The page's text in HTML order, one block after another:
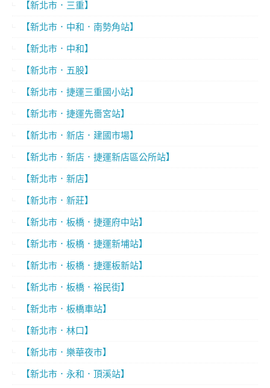
【新北市．三重】
【新北市．中和．南勢角站】
【新北市．中和】
【新北市．五股】
【新北市．捷運三重國小站】
【新北市．捷運先嗇宮站】
【新北市．新店．建國市場】
【新北市．新店．捷運新店區公所站】
【新北市．新店】
【新北市．新莊】
【新北市．板橋．捷運府中站】
【新北市．板橋．捷運新埔站】
【新北市．板橋．捷運板新站】
【新北市．板橋．裕民街】
【新北市．板橋車站】
【新北市．林口】
【新北市．樂華夜市】
【新北市．永和．頂溪站】